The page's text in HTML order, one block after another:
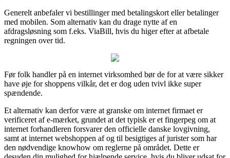
Generelt anbefaler vi bestillinger med betalingskort eller betalinger
med mobilen. Som alternativ kan du drage nytte af en
afdragsløsning som f.eks. ViaBill, hvis du higer efter at afbetale
regningen over tid.
Før folk handler på en internet virksomhed bør de for at være sikker
have øje for shoppens vilkår, det er dog uden tvivl ikke super
spændende.
Et alternativ kan derfor være at granske om internet firmaet er
verificeret af e-mærket, grundet at det typisk er et fingerpeg om at
internet forhandleren forsvarer den officielle danske lovgivning,
samt at internet webshoppen af og til besigtiges af jurister som har
den nødvendige knowhow om reglerne på området. Dette er